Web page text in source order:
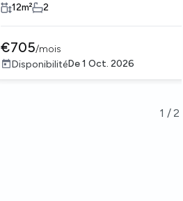
12m² 2
€705/mois
DisponibilitéDe1 Oct. 2026
1 /2